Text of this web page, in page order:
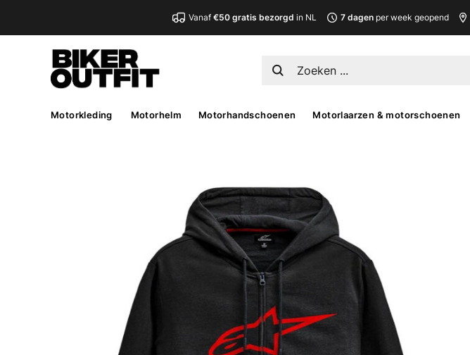
Vanaf €50 gratis bezorgd in NL 7 dagen per week geopend
Motorkleding Motorhelm Motorhandschoenen Motorlaarzen & motorschoenen